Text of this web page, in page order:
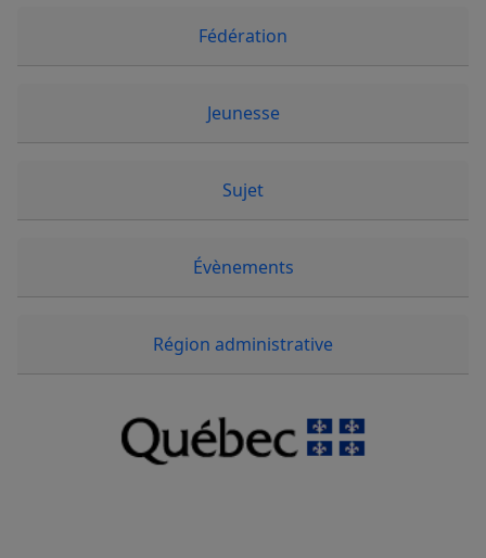
Fédération
Jeunesse
Sujet
Évènements
Région administrative